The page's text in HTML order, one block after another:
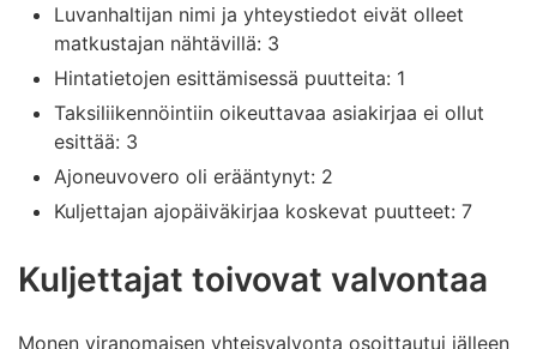
Luvanhaltijan nimi ja yhteystiedot eivät olleet
matkustajan nähtävillä: 3
Hintatietojen esittämisessä puutteita: 1
Taksiliikennöintiin oikeuttavaa asiakirjaa ei ollut
esittää: 3
Ajoneuvovero oli erääntynyt: 2
Kuljettajan ajopäiväkirjaa koskevat puutteet: 7
Kuljettajat toivovat valvontaa
Monen viranomaisen yhteisvalvonta osoittautui jälleen